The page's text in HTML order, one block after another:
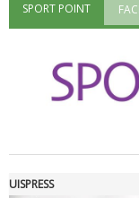
"Superare gli
SPORT POINT
UISPRESS